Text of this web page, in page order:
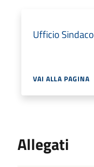
Ufficio Sindaco
VAI ALLA PAGINA
Allegati